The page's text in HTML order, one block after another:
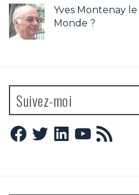
Yves Montenay le
Monde ?
Suivez-moi
Facebook
TwitterLinkedInYouTube
Flux
RSS